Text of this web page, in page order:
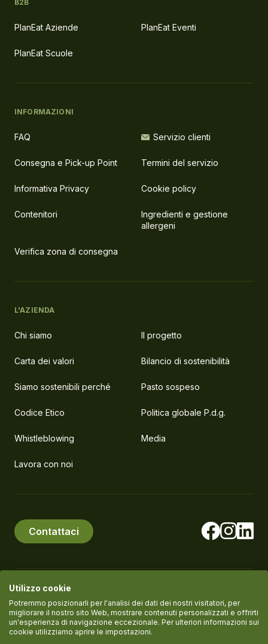
B2B
PlanEat Aziende PlanEat Eventi
PlanEat Scuole
INFORMAZIONI
FAQ Servizio clienti
Consegna e Pick-up Point Termini del servizio
Informativa Privacy Cookie policy
Contenitori
Ingredienti e gestione
allergeni
Verifica zona di consegna
L'AZIENDA
Chi siamo Il progetto
Carta dei valori Bilancio di sostenibilità
Siamo sostenibili perché Pasto sospeso
Codice Etico Politica globale P.d.g.
Whistleblowing Media
Lavora con noi
Contattaci
© PlanEat S.r.l. Società Benefit P.IVA IT11061420961
Termini del servizio
Utilizzo cookie
Potremmo posizionarli per l'analisi dei dati dei nostri visitatori, per
migliorare il nostro sito Web, mostrare contenuti personalizzati e offrirti
un'esperienza di navigazione eccezionale. Per ulteriori informazioni sui
cookie utilizziamo aprire le impostazioni.